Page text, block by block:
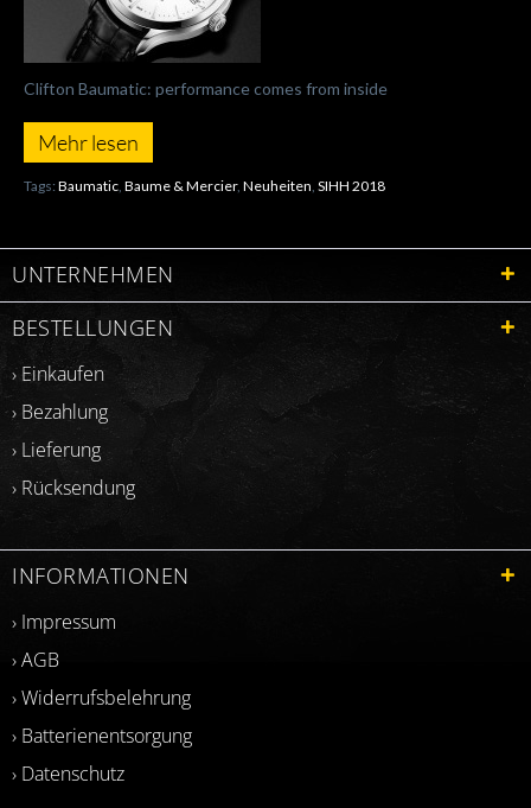
Clifton Baumatic: performance comes from inside
Mehr lesen
Tags: Baumatic Baume & Mercier, Neuheiten SIHH 2018
UNTERNEHMEN
BESTELLUNGEN
› Einkaufen
› Bezahlung
› Lieferung
› Rücksendung
INFORMATIONEN
› Impressum
› AGB
› Widerrufsbelehrung
› Batterienentsorgung
› Datenschutz